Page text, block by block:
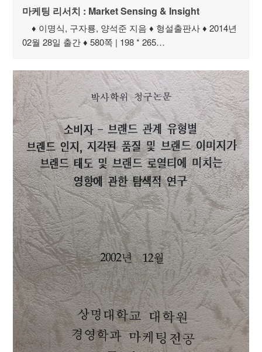
마케팅 리서치 : Market Sensing & Insight
♦ 이명식, 구자룡, 양석준 지음 ♦ 형설출판사 ♦ 2014년
02월 28일 출간 ♦ 580쪽 | 198 * 265…